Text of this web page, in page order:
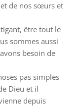
de nos sœurs et
être tout le
sommes aussi
besoin de
pas simples
Dieu et il
depuis